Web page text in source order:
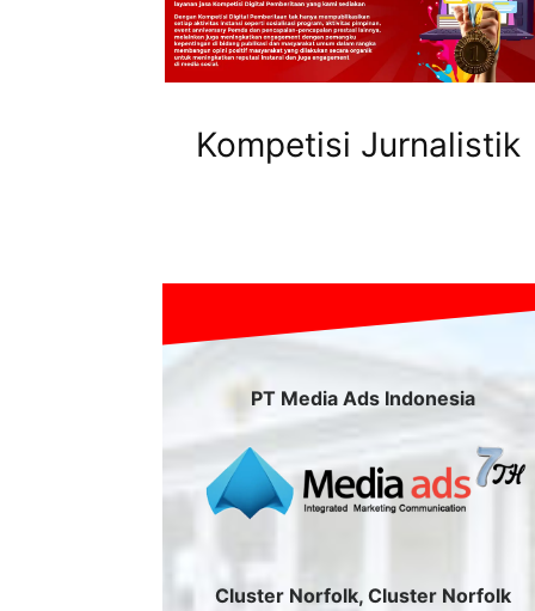
Kompetisi Jurnalistik
PT Media Ads Indonesia
Cluster Norfolk, Cluster Norfolk